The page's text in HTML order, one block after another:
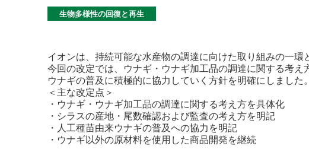
生物多様性の回復と再生
イオンは、持続可能な水産物の調達に向けた取り組みの一環
今回の改定では、ウナギ・ウナギ加工品の調達に関する考
ウナギの普及に積極的に協力していく方針を明確にしました。
＜主な改定点＞
・ウナギ・ウナギ加工品の調達に関する考え方を具体化
・シラスの産地・尾数確認および監査の考え方を明記
・人工種苗由来ウナギの普及への協力を明記
・ウナギ以外の原材料を使用した商品開発を継続